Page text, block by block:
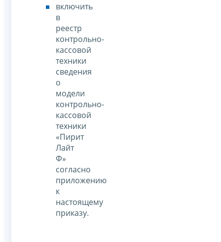
включить
в
реестр
контрольно-
кассовой
техники
сведения
о
модели
контрольно-
кассовой
техники
«Пирит
Лайт
Ф»
согласно
приложению
к
настоящему
приказу.